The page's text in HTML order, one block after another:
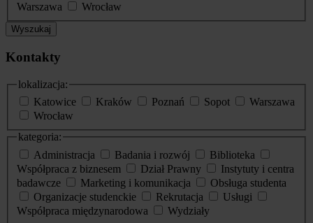
Warszawa
Wrocław
Wyszukaj
Kontakty
lokalizacja:
Katowice
Kraków Poznań Sopot
Warszawa
Wrocław
kategoria:
Administracja
Badania i rozwój
Biblioteka
Współpraca z biznesem
Dział Prawny
Instytuty i centra
badawcze
Marketing i komunikacja
Obsługa studenta
Organizacje studenckie
Rekrutacja
Usługi
Współpraca międzynarodowa
Wydziały